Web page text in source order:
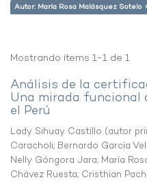
Autor: María Rosa Malásquez Sotelo
Mostrando ítems 1-1 de 1
Análisis de la
Una mirada funcional
el Perú
Lady Sihuay Castillo (autor
Caracholi; Bernardo García
Nelly Góngora Jara; María
Chávez Ruesta; Cristhian